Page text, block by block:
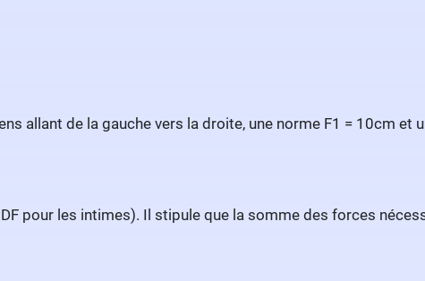
allant de la gauche vers la droite, une norme F1 = 10cm et
pour les intimes). Il stipule que la somme des forces